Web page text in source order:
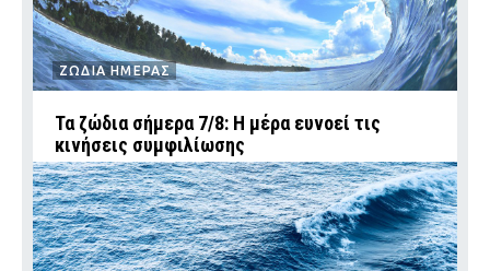
ΖΩΔΙΑ ΗΜΕΡΑΣ
Τα ζώδια σήμερα 7/8: Η μέρα ευνοεί τις
κινήσεις συμφιλίωσης